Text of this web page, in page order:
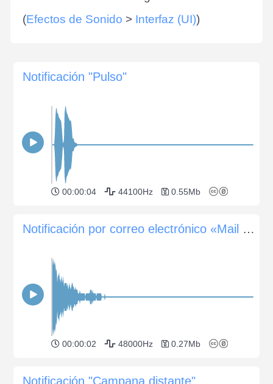
(Efectos de Sonido > Interfaz (UI))
Notificación "Pulso"
00:00:04 44100Hz 0.55Mb
Notificación por correo electrónico «Mail Drop»
00:00:02 48000Hz 0.27Mb
Notificación "Campana distante"